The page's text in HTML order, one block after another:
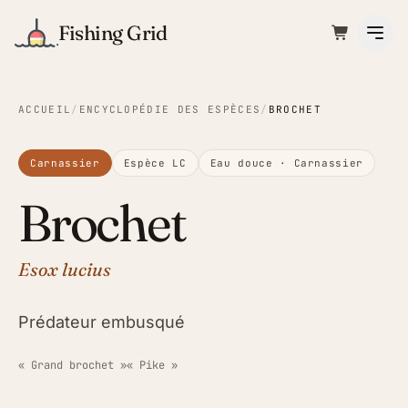
Fishing Grid
ACCUEIL / ENCYCLOPÉDIE DES ESPÈCES / BROCHET
Carnassier Espèce LC Eau douce · Carnassier
Brochet
Esox lucius
Prédateur embusqué
« Grand brochet »« Pike »